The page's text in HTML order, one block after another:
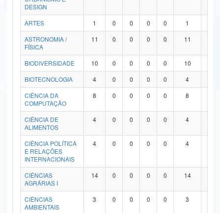
Secretaria de Governo
Advocacia-Geral da União
Banco Central do Brasil
DESIGN
ARTES 1 0 0 0 0 1
ASTRONOMIA /
FÍSICA
11 0 0 0 0 11
BIODIVERSIDADE 10 0 0 0 0 10
BIOTECNOLOGIA
4 0 0 0 0 4
CIÊNCIA DA
COMPUTAÇÃO
8 0 0 0 0 8
CIÊNCIA DE
ALIMENTOS
4 0 0 0 0 4
CIÊNCIA POLÍTICA
E RELAÇÕES
INTERNACIONAIS
4 0 0 0 0 4
CIÊNCIAS
AGRÁRIAS I
14 0 0 0 0 14
CIÊNCIAS
AMBIENTAIS
3 0 0 0 0 3